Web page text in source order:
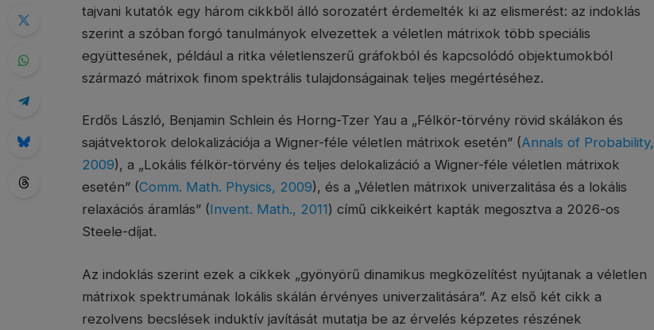
tajvani kutatók egy három cikkből álló sorozatért érdemelték ki az elismerést: az indoklás
szerint a szóban forgó tanulmányok elvezettek a véletlen mátrixok több speciális
együttesének, például a ritka véletlenszerű gráfokból és kapcsolódó objektumokból
származó mátrixok finom spektrális tulajdonságainak teljes megértéséhez.
Erdős László, Benjamin Schlein és Horng-Tzer Yau a „Félkör-törvény rövid skálákon és
sajátvektorok delokalizációja a Wigner-féle véletlen mátrixok esetén” (Annals of Probability,
2009), a „Lokális félkör-törvény és teljes delokalizáció a Wigner-féle véletlen mátrixok
esetén” (Comm. Math. Physics, 2009), és a „Véletlen mátrixok univerzalitása és a lokális
relaxációs áramlás” (Invent. Math., 2011) című cikkeikért kapták megosztva a 2026-os
Steele-díjat.
Az indoklás szerint ezek a cikkek „gyönyörű dinamikus megközelítést nyújtanak a véletlen
mátrixok spektrumának lokális skálán érvényes univerzalitására”. Az első két cikk a
rezolvens becslések induktív javítását mutatja be az érvelés képzetes részének